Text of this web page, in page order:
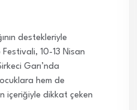
destekleriyle
10-13 Nisan
Garı’nda
hem de
içeriğiyle dikkat çeken